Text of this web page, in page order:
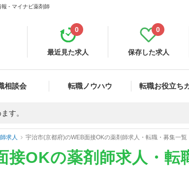
- マイナビ薬剤師
最近見た求人
0
保存した求人
0
相談会 転職ノウハウ 転職お役立ち
す。
求人 宇治市(京都府)のWEB面接OKの薬剤師求人・転職・募集一覧
接OKの薬剤師求人・転